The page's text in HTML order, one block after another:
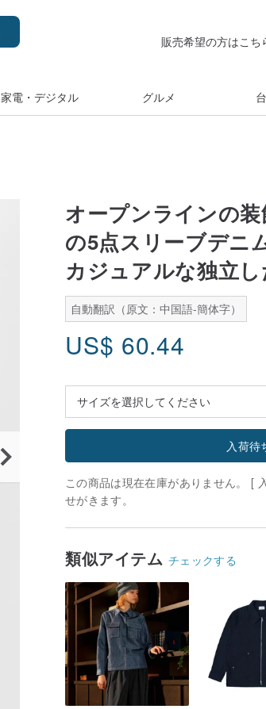
販売希望の方はこち
家電・デジタル グルメ
オープンラインの
の5点スリーブデニ
カジュアルな独立
自動翻訳（原文：中国語-簡体字）
US$ 60.44
入荷待
この商品は現在在庫がありません。 [
せがきます。
類似アイテム チェックする